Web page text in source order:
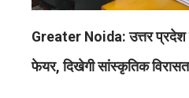
Greater Noida: उत्तर
फेयर, दिखेगी सांस्कृतिक